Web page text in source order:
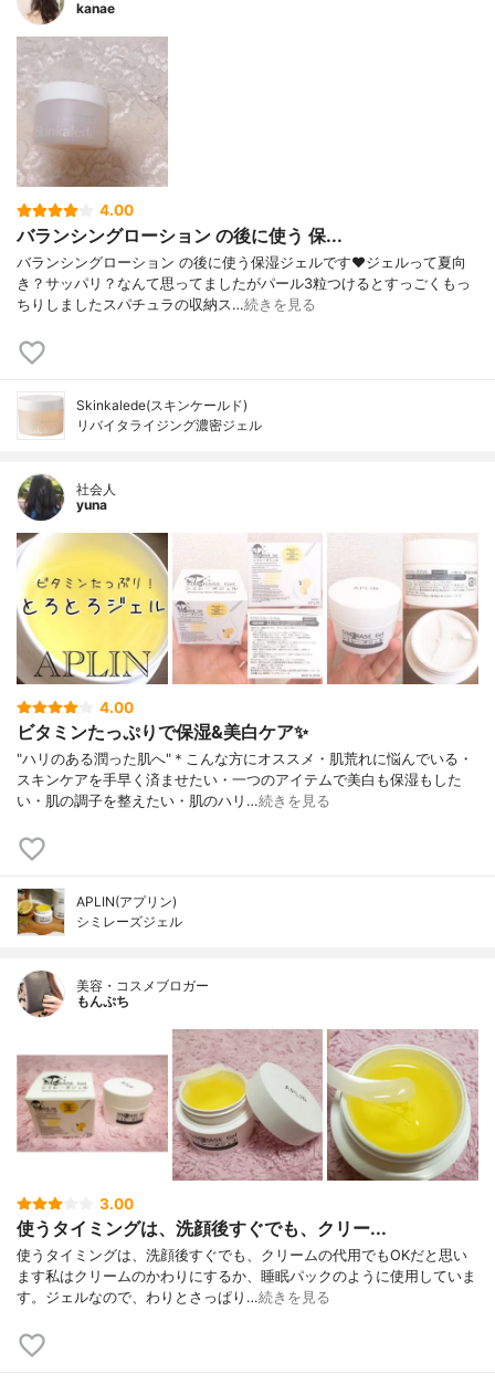
kanae
4.00
バランシングローション の後に使う 保...
バランシングローション の後に使う保湿ジェルです❤️ジェルって夏向
き？サッパリ？なんて思ってましたがパール3粒つけるとすっごくもっ
ちりしましたスパチュラの収納ス…続きを見る
Skinkalede(スキンケールド)
リバイタライジング濃密ジェル
社会人
yuna
4.00
ビタミンたっぷりで保湿&美白ケア✨
"ハリのある潤った肌へ"＊こんな方にオススメ・肌荒れに悩んでいる・
スキンケアを手早く済ませたい・一つのアイテムで美白も保湿もした
い・肌の調子を整えたい・肌のハリ…続きを見る
APLIN(アプリン)
シミレーズジェル
美容・コスメブロガー
もんぷち
3.00
使うタイミングは、洗顔後すぐでも、クリー...
使うタイミングは、洗顔後すぐでも、クリームの代用でもOKだと思い
ます私はクリームのかわりにするか、睡眠パックのように使用していま
す。ジェルなので、わりとさっぱり…続きを見る